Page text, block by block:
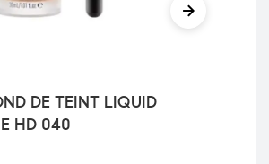
DE TEINT LIQUID
HD 040